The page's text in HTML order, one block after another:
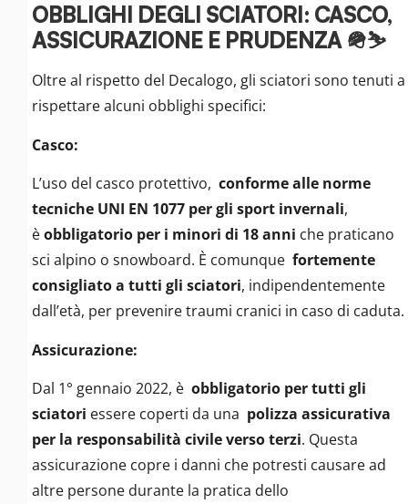
OBBLIGHI DEGLI SCIATORI: CASCO,
ASSICURAZIONE E PRUDENZA 🪖⛷️
Oltre al rispetto del Decalogo, gli sciatori sono tenuti a
rispettare alcuni obblighi specifici:
Casco:
L’uso del casco protettivo, conforme alle norme
tecniche UNI EN 1077 per gli sport invernali,
èobbligatorio per i minori di 18 anni che praticano
sci alpino o snowboard. È comunque fortemente
consigliato a tutti gli sciatori, indipendentemente
dall’età, per prevenire traumi cranici in caso di caduta.
Assicurazione:
Dal 1° gennaio 2022, è obbligatorio per tutti gli
sciatori essere coperti da una polizza assicurativa
per la responsabilità civile verso terzi. Questa
assicurazione copre i danni che potresti causare ad
altre persone durante la pratica dello